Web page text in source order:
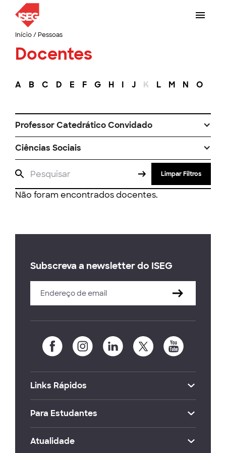
Início/ Pessoas
Docentes
A B C D E F G H I J K L M N O
Professor Catedrático Convidado
Ciências Sociais
Limpar Filtros
Não foram encontrados docentes.
Subscreva a newsletter do ISEG
Links Rápidos
Para Estudantes
Atualidade